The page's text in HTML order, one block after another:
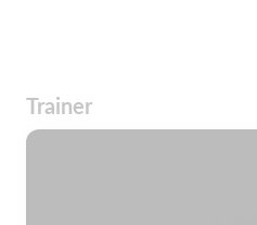
Trainer